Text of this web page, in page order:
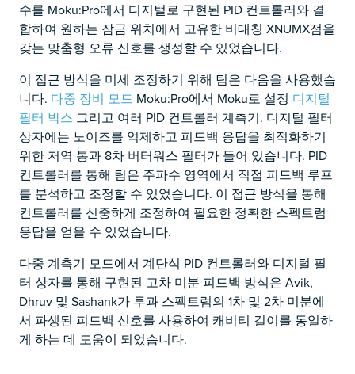
수를 Moku:Pro에서 디지털로 구현된 PID 컨트롤러와 결
합하여 원하는 잠금 위치에서 고유한 비대칭 XNUMX점을
갖는 맞춤형 오류 신호를 생성할 수 있었습니다.
이 접근 방식을 미세 조정하기 위해 팀은 다음을 사용했습
니다. 다중 장비 모드 Moku:Pro에서 Moku로 설정 디지털
필터 박스 그리고 여러 PID 컨트롤러 계측기. 디지털 필터
상자에는 노이즈를 억제하고 피드백 응답을 최적화하기
위한 저역 통과 8차 버터워스 필터가 들어 있습니다. PID
컨트롤러를 통해 팀은 주파수 영역에서 직접 피드백 루프
를 분석하고 조정할 수 있었습니다. 이 접근 방식을 통해
컨트롤러를 신중하게 조정하여 필요한 정확한 스펙트럼
응답을 얻을 수 있었습니다.
다중 계측기 모드에서 계단식 PID 컨트롤러와 디지털 필
터 상자를 통해 구현된 고차 미분 피드백 방식은 Avik,
Dhruv 및 Sashank가 투과 스펙트럼의 1차 및 2차 미분에
서 파생된 피드백 신호를 사용하여 캐비티 길이를 동일하
게 하는 데 도움이 되었습니다.